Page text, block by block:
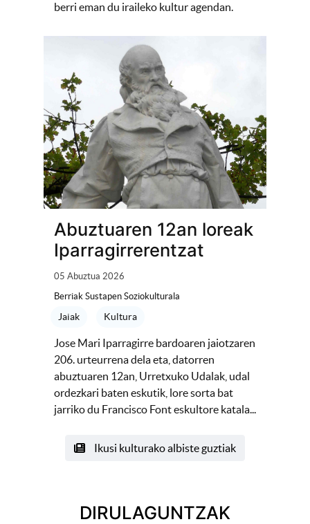
berri eman du iraileko kultur agendan.
Abuztuaren 12an loreak
Iparragirrerentzat
05 Abuztua 2026
Berriak Sustapen Soziokulturala
Jaiak Kultura
Jose Mari Iparragirre bardoaren jaiotzaren
206. urteurrena dela eta, datorren
abuztuaren 12an, Urretxuko Udalak, udal
ordezkari baten eskutik, lore sorta bat
jarriko du Francisco Font eskultore katala...
Ikusi kulturako albiste guztiak
DIRULAGUNTZAK